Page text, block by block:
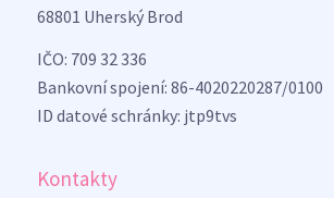
68801 Uherský Brod
IČO: 709 32 336
Bankovní spojení: 86-4020220287/0100
ID datové schránky: jtp9tvs
Kontakty